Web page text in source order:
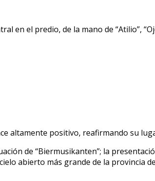
el predio, de la mano de “Atilio”,
altamente positivo, reafirmando su
de “Biermusikanten”; la
abierto más grande de la provincia